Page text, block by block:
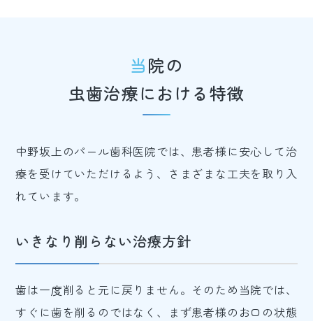
当院の
虫歯治療における特徴
中野坂上のパール歯科医院では、患者様に安心して治
療を受けていただけるよう、さまざまな工夫を取り入
れています。
いきなり削らない治療方針
歯は一度削ると元に戻りません。そのため当院では、
すぐに歯を削るのではなく、まず患者様のお口の状態